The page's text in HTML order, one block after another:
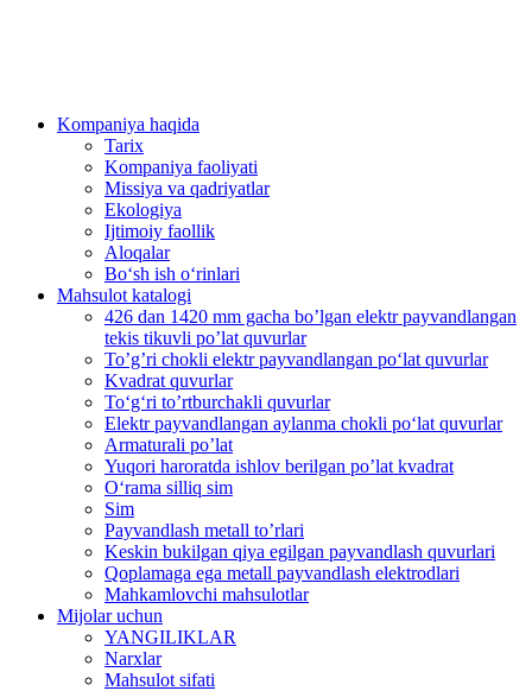
Kompaniya haqida
Tarix
Kompaniya faoliyati
Missiya va qadriyatlar
Ekologiya
Ijtimoiy faollik
Aloqalar
Bo‘sh ish o‘rinlari
Mahsulot katalogi
426 dan 1420 mm gacha bo’lgan elektr payvandlangan
tekis tikuvli po’lat quvurlar
To’g’ri chokli elektr payvandlangan po‘lat quvurlar
Kvadrat quvurlar
To‘g‘ri to’rtburchakli quvurlar
Elektr payvandlangan aylanma chokli po‘lat quvurlar
Armaturali po’lat
Yuqori haroratda ishlov berilgan po’lat kvadrat
O‘rama silliq sim
Sim
Payvandlash metall to’rlari
Keskin bukilgan qiya egilgan payvandlash quvurlari
Qoplamaga ega metall payvandlash elektrodlari
Mahkamlovchi mahsulotlar
Mijolar uchun
YANGILIKLAR
Narxlar
Mahsulot sifati